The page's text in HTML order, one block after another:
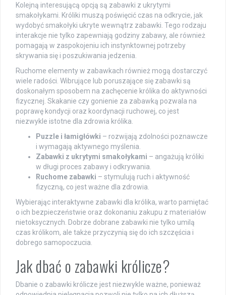
Kolejną interesującą opcją są zabawki z ukrytymi
smakołykami. Króliki muszą poświęcić czas na odkrycie, jak
wydobyć smakołyki ukryte wewnątrz zabawki. Tego rodzaju
interakcje nie tylko zapewniają godziny zabawy, ale również
pomagają w zaspokojeniu ich instynktownej potrzeby
skrywania się i poszukiwania jedzenia.
Ruchome elementy w zabawkach również mogą dostarczyć
wiele radości. Wibrujące lub poruszające się zabawki są
doskonałym sposobem na zachęcenie królika do aktywności
fizycznej. Skakanie czy gonienie za zabawką pozwala na
poprawę kondycji oraz koordynacji ruchowej, co jest
niezwykle istotne dla zdrowia królika.
Puzzle i łamigłówki – rozwijają zdolności poznawcze
i wymagają aktywnego myślenia.
Zabawki z ukrytymi smakołykami – angażują króliki
w długi proces zabawy i odkrywania.
Ruchome zabawki – stymulują ruch i aktywność
fizyczną, co jest ważne dla zdrowia.
Wybierając interaktywne zabawki dla królika, warto pamiętać
o ich bezpieczeństwie oraz dokonaniu zakupu z materiałów
nietoksycznych. Dobrze dobrane zabawki nie tylko umilą
czas królikom, ale także przyczynią się do ich szczęścia i
dobrego samopoczucia.
Jak dbać o zabawki królicze?
Dbanie o zabawki królicze jest niezwykle ważne, ponieważ